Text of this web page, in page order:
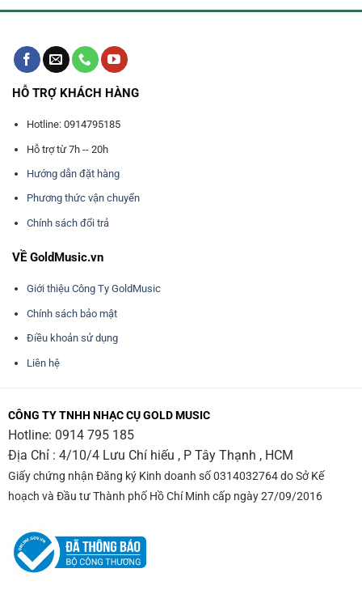
HỖ TRỢ KHÁCH HÀNG
Hotline: 0914795185
Hỗ trợ từ 7h -- 20h
Hướng dẫn đặt hàng
Phương thức vận chuyển
Chính sách đổi trả
VỀ GoldMusic.vn
Giới thiệu Công Ty GoldMusic
Chính sách bảo mật
Điều khoản sử dụng
Liên hệ
CÔNG TY TNHH NHẠC CỤ GOLD MUSIC
Hotline: 0914 795 185
Địa Chỉ : 4/10/4 Lưu Chí hiếu , P Tây Thạnh , HCM
Giấy chứng nhận Đăng ký Kinh doanh số 0314032764 do Sở Kế
hoạch và Đầu tư Thành phố Hồ Chí Minh cấp ngày 27/09/2016